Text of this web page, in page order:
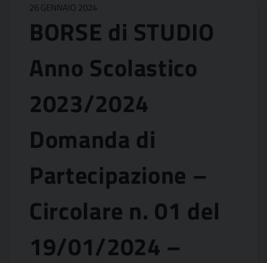
26 GENNAIO 2024
BORSE di STUDIO
Anno Scolastico
2023/2024
Domanda di
Partecipazione –
Circolare n. 01 del
19/01/2024 –